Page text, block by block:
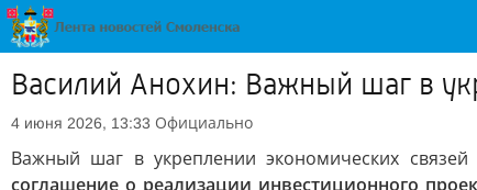
Василий Анохин: Важный шаг в
4 июня 2026, 13:33 Официально
Важный шаг в укреплении экономических связей
соглашение о реализации инвестиционного